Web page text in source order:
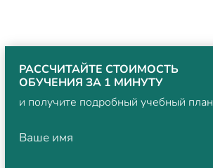
РАССЧИТАЙТЕ СТОИМОСТЬ
ОБУЧЕНИЯ ЗА 1 МИНУТУ
и получите подробный учебный план
Ваше имя